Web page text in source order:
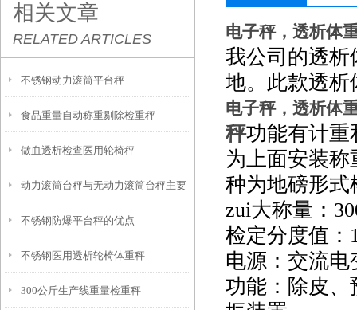
相关文章
RELATED ARTICLES
​不锈钢动力滚筒平台秤
食品重量自动称重剔除检重秤
做血透析检查医用轮椅秤
动力滚筒台秤与无动力滚筒台秤主要
区别
不锈钢防爆平台秤的优点
不锈钢医用透析轮椅体重秤
300公斤生产线重量检重秤
电子秤，透析体
我公司的透析
地。此款透析
电子秤，透析体
秤功能有计重
为上面安装
种为地磅形式
zui大称量：
检定分度值：
电源：交流
功能：除皮、